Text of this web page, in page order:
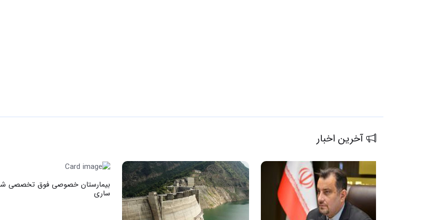
آخرین اخبار
بیمارستان خصوصی فوق تخصصی
ساری